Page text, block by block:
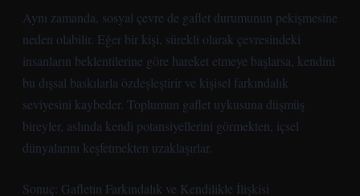
Aynı zamanda, sosyal çevre de gaflet durumunun pekişmesine
neden olabilir. Eğer bir kişi, sürekli olarak çevresindeki
insanların beklentilerine göre hareket etmeye başlarsa, kendini
bu dışsal baskılarla özdeşleştirir ve kişisel farkındalık
seviyesini kaybeder. Toplumun gaflet uykusuna düşmüş
bireyler, aslında kendi potansiyellerini görmekten, içsel
dünyalarını keşfetmekten uzaklaşırlar.
Sonuç: Gafletin Farkındalık ve Kendilikle İlişkisi